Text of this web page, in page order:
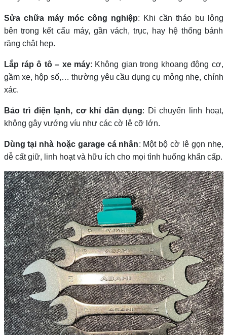
Sửa chữa máy móc công nghiệp: Khi cần tháo bu lông
bên trong kết cấu máy, gần vách, trục, hay hệ thống bánh
răng chật hẹp.
Lắp ráp ô tô – xe máy: Không gian trong khoang động cơ,
gầm xe, hộp số,… thường yêu cầu dụng cụ mỏng nhẹ, chính
xác.
Bảo trì điện lạnh, cơ khí dân dụng: Di chuyển linh hoạt,
không gây vướng víu như các cờ lê cỡ lớn.
Dùng tại nhà hoặc garage cá nhân: Một bộ cờ lê gọn nhẹ,
dễ cất giữ, linh hoạt và hữu ích cho mọi tình huống khẩn cấp.